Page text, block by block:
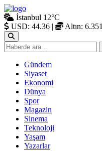
İstanbul 12°C
USD: 44.36 | Altın: 6.351
Gündem
Siyaset
Ekonomi
Dünya
Spor
Magazin
Sinema
Teknoloji
Yaşam
Yazarlar